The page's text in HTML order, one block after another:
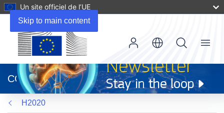
Skip to main content
Un site officiel de l’UE
dans
une
nouvelle
fenêtre)
CORDIS
Menu
H2020